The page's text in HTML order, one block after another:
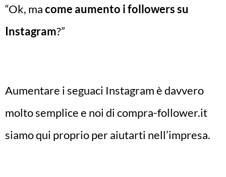
“Ok, macome aumento i followers su
Instagram?”
Aumentare i seguaci Instagram è davvero
molto semplice e noi di compra-follower.it
siamo qui proprio per aiutarti nell’impresa.